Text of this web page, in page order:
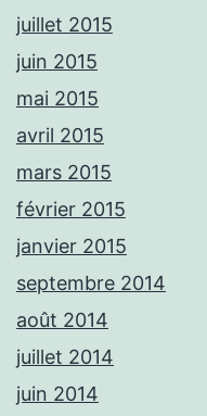
juillet 2015
juin 2015
mai 2015
avril 2015
mars 2015
février 2015
janvier 2015
septembre 2014
août 2014
juillet 2014
juin 2014